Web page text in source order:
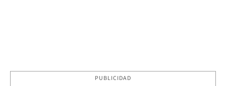
PUBLICIDAD